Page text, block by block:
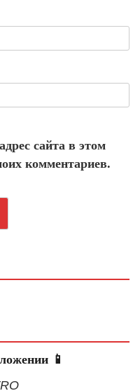
сайта в этом
комментариев.
📱